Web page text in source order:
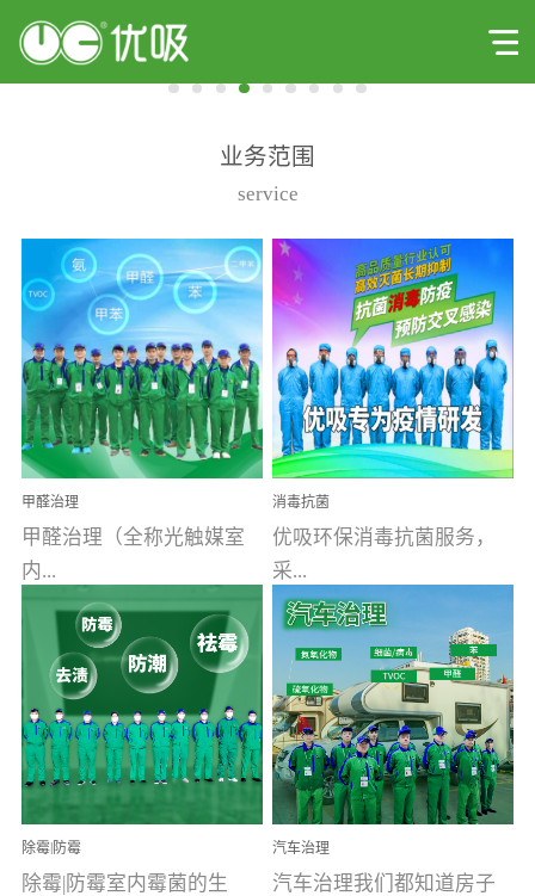
业务范围
service
甲醛治理
甲醛治理（全称光触媒室
内...
空气污染净化治理）工业
文明的进步，创造了多姿
多彩的家居产品和生活情
调，但也带来了以甲醛为
首的室内...
消毒抗菌
优吸环保消毒抗菌服务，
采...
用行业公认奥维牌消毒
液，具备杀死人体冠状病
毒的功效，杀菌率
99.99%。相对于传统消毒
液来说，无...
除霉|防霉
除霉|防霉室内霉菌的生
汽车治理
汽车治理我们都知道房子